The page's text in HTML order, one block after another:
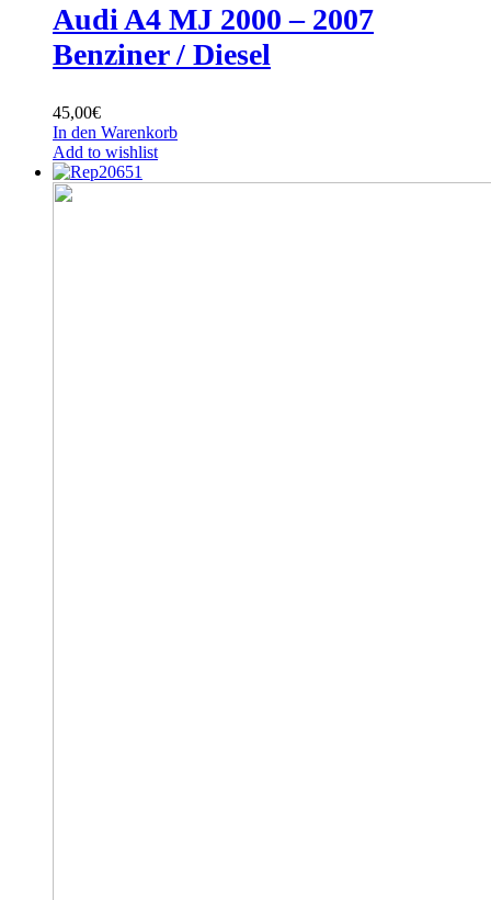
Audi A4 MJ 2000 – 2007
Benziner / Diesel
45,00€
In den Warenkorb
Add to wishlist